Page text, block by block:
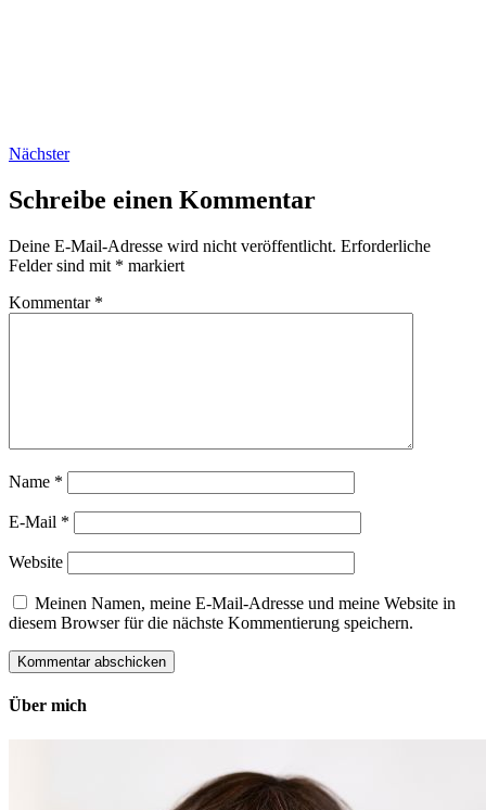
Nächster
Schreibe einen Kommentar
Deine E-Mail-Adresse wird nicht veröffentlicht. Erforderliche
Felder sind mit * markiert
Kommentar *
Name *
E-Mail *
Website
Meinen Namen, meine E-Mail-Adresse und meine Website in
diesem Browser für die nächste Kommentierung speichern.
Über mich